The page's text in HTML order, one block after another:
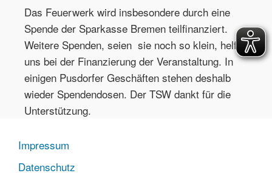
Das Feuerwerk wird insbesondere durch eine
Spende der Sparkasse Bremen teilfinanziert.
Weitere Spenden, seien sie noch so klein, helfen
uns bei der Finanzierung der Veranstaltung. In
einigen Pusdorfer Geschäften stehen deshalb
wieder Spendendosen. Der TSW dankt für die
Unterstützung.
Impressum
Datenschutz